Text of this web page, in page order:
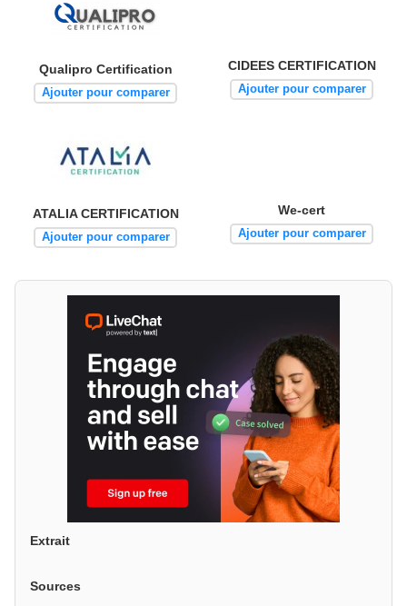
Qualipro Certification
Ajouter pour comparer
CIDEES CERTIFICATION
Ajouter pour comparer
ATALIA CERTIFICATION
Ajouter pour comparer
We-cert
Ajouter pour comparer
Extrait
Sources